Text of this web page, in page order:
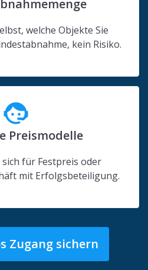
welche Objekte Sie
kein Risiko.
Preismodelle
sich für Festpreis oder
mit Erfolgsbeteiligung.
Zugang sichern